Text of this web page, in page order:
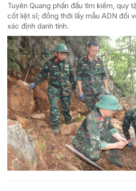
Tuyên Quang phấn đấu tìm kiếm, quy
cốt liệt sĩ; đồng thời lấy mẫu ADN đối
xác định danh tính.